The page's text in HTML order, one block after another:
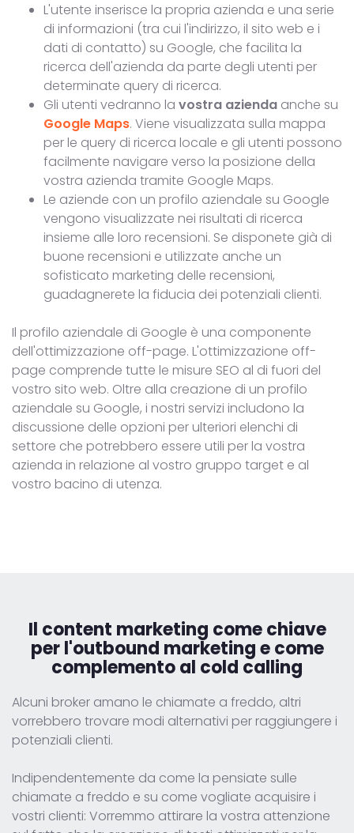
L'utente inserisce la propria azienda e una serie
di informazioni (tra cui l'indirizzo, il sito web e i
dati di contatto) su Google, che facilita la
ricerca dell'azienda da parte degli utenti per
determinate query di ricerca.
Gli utenti vedranno la vostra azienda anche su
Google Maps. Viene visualizzata sulla mappa
per le query di ricerca locale e gli utenti possono
facilmente navigare verso la posizione della
vostra azienda tramite Google Maps.
Le aziende con un profilo aziendale su Google
vengono visualizzate nei risultati di ricerca
insieme alle loro recensioni. Se disponete già di
buone recensioni e utilizzate anche un
sofisticato marketing delle recensioni,
guadagnerete la fiducia dei potenziali clienti.
Il profilo aziendale di Google è una componente
dell'ottimizzazione off-page. L'ottimizzazione off-
page comprende tutte le misure SEO al di fuori del
vostro sito web. Oltre alla creazione di un profilo
aziendale su Google, i nostri servizi includono la
discussione delle opzioni per ulteriori elenchi di
settore che potrebbero essere utili per la vostra
azienda in relazione al vostro gruppo target e al
vostro bacino di utenza.
Il content marketing come chiave
per l'outbound marketing e come
complemento al cold calling
Alcuni broker amano le chiamate a freddo, altri
vorrebbero trovare modi alternativi per raggiungere i
potenziali clienti.
Indipendentemente da come la pensiate sulle
chiamate a freddo e su come vogliate acquisire i
vostri clienti: Vorremmo attirare la vostra attenzione